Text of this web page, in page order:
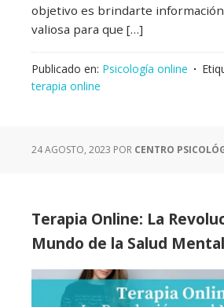
objetivo es brindarte
valiosa para que […]
Publicado en: Psicología online
terapia online
24 AGOSTO, 2023 POR CENTRO
Terapia Online: La
Mundo de la Salud Mental